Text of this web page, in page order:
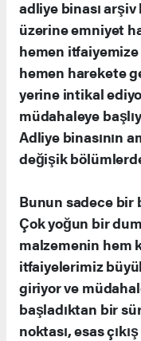
adliye binası arşiv
üzerine emniyet
hemen
hemen harekete
yerine intikal
müdahaleye
Adliye binasının
değişik
Bunun sadece bir
Çok yoğun bir
malzemenin hem
itfaiyelerimiz
giriyor ve
başladıktan bir
noktası, esas